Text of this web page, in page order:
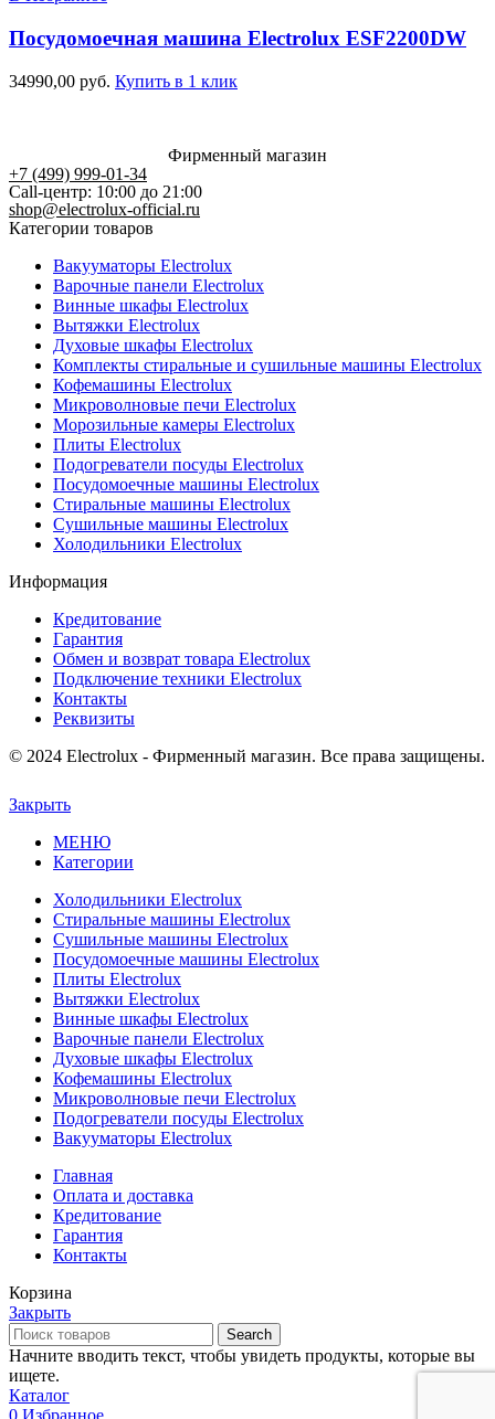
Посудомоечная машина Electrolux ESF2200DW
34990,00 руб. Купить в 1 клик
Фирменный магазин
+7 (499) 999-01-34
Call-центр: 10:00 до 21:00
shop@electrolux-official.ru
Категории товаров
Вакууматоры Electrolux
Варочные панели Electrolux
Винные шкафы Electrolux
Вытяжки Electrolux
Духовые шкафы Electrolux
Комплекты стиральные и сушильные машины Electrolux
Кофемашины Electrolux
Микроволновые печи Electrolux
Морозильные камеры Electrolux
Плиты Electrolux
Подогреватели посуды Electrolux
Посудомоечные машины Electrolux
Стиральные машины Electrolux
Сушильные машины Electrolux
Холодильники Electrolux
Информация
Кредитование
Гарантия
Обмен и возврат товара Electrolux
Подключение техники Electrolux
Контакты
Реквизиты
© 2024 Electrolux - Фирменный магазин. Все права защищены.
Закрыть
МЕНЮ
Категории
Холодильники Electrolux
Стиральные машины Electrolux
Сушильные машины Electrolux
Посудомоечные машины Electrolux
Плиты Electrolux
Вытяжки Electrolux
Винные шкафы Electrolux
Варочные панели Electrolux
Духовые шкафы Electrolux
Кофемашины Electrolux
Микроволновые печи Electrolux
Подогреватели посуды Electrolux
Вакууматоры Electrolux
Главная
Оплата и доставка
Кредитование
Гарантия
Контакты
Корзина
Закрыть
Search
Начните вводить текст, чтобы увидеть продукты, которые вы
ищете.
Каталог
0 Избранное